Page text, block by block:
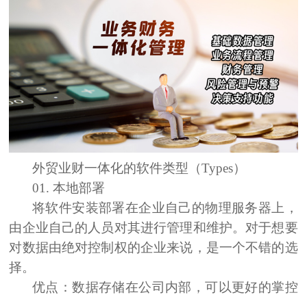
外贸业财一体化的软件类型（Types）
01. 本地部署
将软件安装部署在企业自己的物理服务器上，
由企业自己的人员对其进行管理和维护。对于想要
对数据由绝对控制权的企业来说，是一个不错的选
择。
优点：数据存储在公司内部，可以更好的掌控